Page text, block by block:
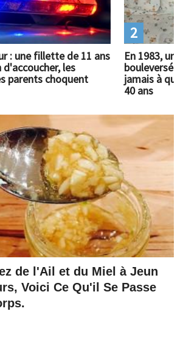
: une fillette de 11 ans
les
parents choquent
En 1983, un
bouleversé
jamais à
40 ans
2
de l'Ail et du Miel à Jeun
Voici Ce Qu'il Se Passe